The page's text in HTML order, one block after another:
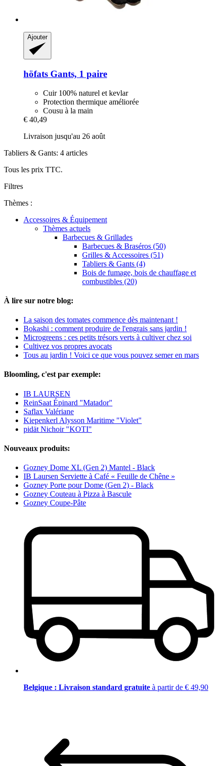
Ajouter
höfats Gants, 1 paire
Cuir 100% naturel et kevlar
Protection thermique améliorée
Cousu à la main
€ 40,49
Livraison jusqu'au 26 août
Tabliers & Gants: 4 articles
Tous les prix TTC.
Filtres
Thèmes :
Accessoires & Équipement
Thèmes actuels
Barbecues & Grillades
Barbecues & Braséros (50)
Grilles & Accessoires (51)
Tabliers & Gants (4)
Bois de fumage, bois de chauffage et
combustibles (20)
À lire sur notre blog:
La saison des tomates commence dès maintenant !
Bokashi : comment produire de l'engrais sans jardin !
Microgreens : ces petits trésors verts à cultiver chez soi
Cultivez vos propres avocats
Tous au jardin ! Voici ce que vous pouvez semer en mars
Bloomling, c'est par exemple:
IB LAURSEN
ReinSaat Épinard "Matador"
Saflax Valériane
Kiepenkerl Alysson Maritime "Violet"
pidät Nichoir "KOTI"
Nouveaux produits:
Gozney Dome XL (Gen 2) Mantel - Black
IB Laursen Serviette à Café « Feuille de Chêne »
Gozney Porte pour Dome (Gen 2) - Black
Gozney Couteau à Pizza à Bascule
Gozney Coupe-Pâte
Belgique : Livraison standard gratuite à partir de € 49,90